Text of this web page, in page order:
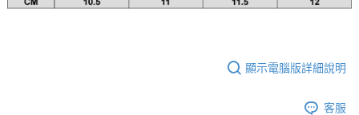
顯示電腦版詳細說明
客服